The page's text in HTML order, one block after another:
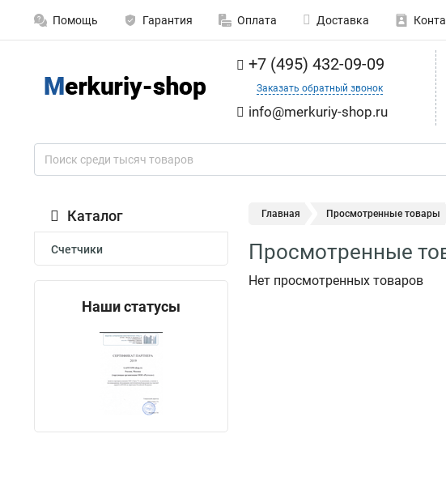
Помощь Гарантия Оплата Доставка
+7 (495) 432-09-09
Заказать обратный звонок
info@merkuriy-shop.ru
Каталог
Счетчики
Наши статусы
Главная Просмотренные товары
Просмотренные
Нет просмотренных товаров